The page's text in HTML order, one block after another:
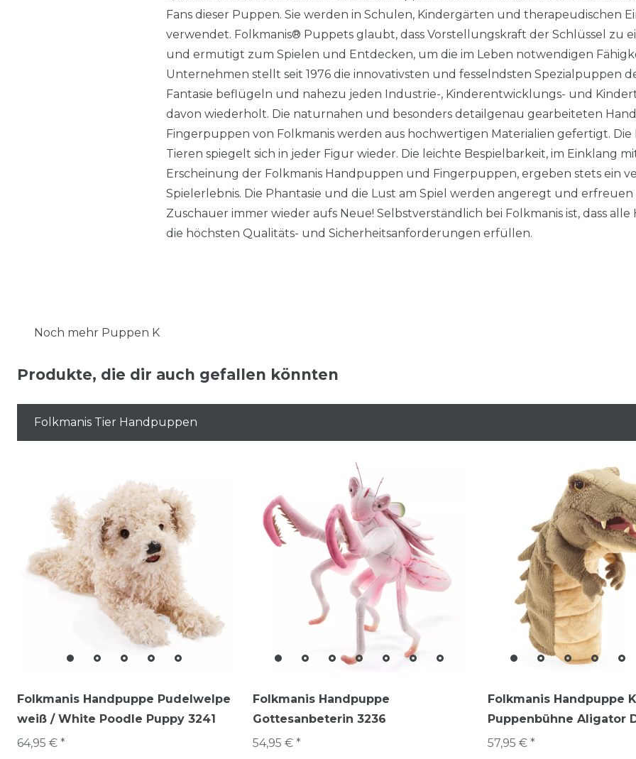
Fans dieser Puppen. Sie werden in Schulen, Kindergärten und therapeudischen
verwendet. Folkmanis® Puppets glaubt, dass Vorstellungskraft der Schlüssel zu
und ermutigt zum Spielen und Entdecken, um die im Leben notwendigen
Unternehmen stellt seit 1976 die innovativsten und fesselndsten Spezialpuppen
Fantasie beflügeln und nahezu jeden Industrie-, Kinderentwicklungs- und
davon wiederholt. Die naturnahen und besonders detailgenau gearbeiteten
Fingerpuppen von Folkmanis werden aus hochwertigen Materialien gefertigt.
Tieren spiegelt sich in jeder Figur wieder. Die leichte Bespielbarkeit, im Einklang
Erscheinung der Folkmanis Handpuppen und Fingerpuppen, ergeben stets ein
Spielerlebnis. Die Phantasie und die Lust am Spiel werden angeregt und erfreuen
Zuschauer immer wieder aufs Neue! Selbstverständlich bei Folkmanis ist, dass
die höchsten Qualitäts- und Sicherheitsanforderungen erfüllen.
Noch mehr Puppen K
Produkte, die dir auch gefallen könnten
Folkmanis Tier Handpuppen
Folkmanis Handpuppe Pudelwelpe
weiß / White Poodle Puppy 3241
64,95 € *
Folkmanis Handpuppe
Gottesanbeterin 3236
54,95 € *
Folkmanis Handpuppe
Puppenbühne Aligator
57,95 € *